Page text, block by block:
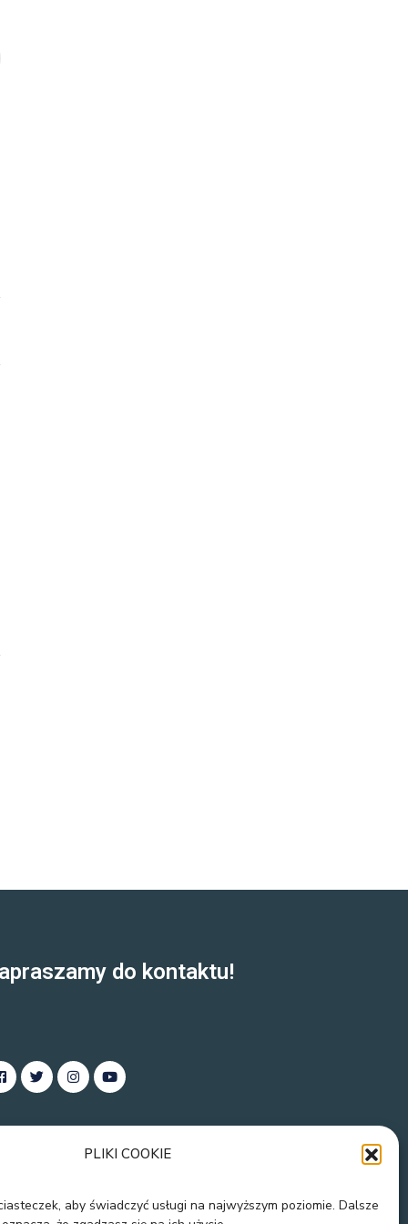
PLIKI COOKIE
aby świadczyć usługi na najwyższym poziomie. Dalsze
do kontaktu!